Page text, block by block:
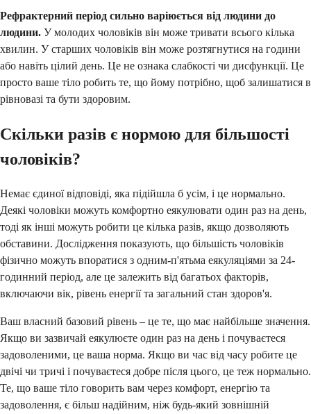
Рефрактерний період сильно варіюється від людини до
людини. У молодих чоловіків він може тривати всього кілька
хвилин. У старших чоловіків він може розтягнутися на години
або навіть цілий день. Це не ознака слабкості чи дисфункції. Це
просто ваше тіло робить те, що йому потрібно, щоб залишатися в
рівновазі та бути здоровим.
Скільки разів є нормою для більшості
чоловіків?
Немає єдиної відповіді, яка підійшла б усім, і це нормально.
Деякі чоловіки можуть комфортно еякулювати один раз на день,
тоді як інші можуть робити це кілька разів, якщо дозволяють
обставини. Дослідження показують, що більшість чоловіків
фізично можуть впоратися з одним-п'ятьма еякуляціями за 24-
годинний період, але це залежить від багатьох факторів,
включаючи вік, рівень енергії та загальний стан здоров'я.
Ваш власний базовий рівень – це те, що має найбільше значення.
Якщо ви зазвичай еякулюєте один раз на день і почуваєтеся
задоволеними, це ваша норма. Якщо ви час від часу робите це
двічі чи тричі і почуваєтеся добре після цього, це теж нормально.
Те, що ваше тіло говорить вам через комфорт, енергію та
задоволення, є більш надійним, ніж будь-який зовнішній